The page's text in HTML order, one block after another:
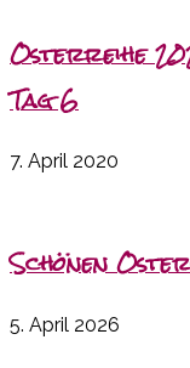
Osterreihe
Tag 6
7. April 2020
Schönen
5. April 2026